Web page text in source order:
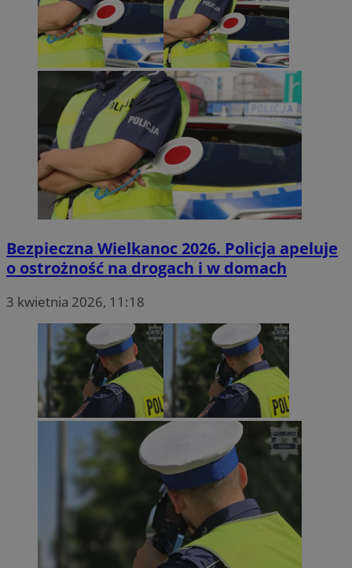
Bezpieczna Wielkanoc 2026. Policja apeluje
o ostrożność na drogach i w domach
3 kwietnia 2026, 11:18